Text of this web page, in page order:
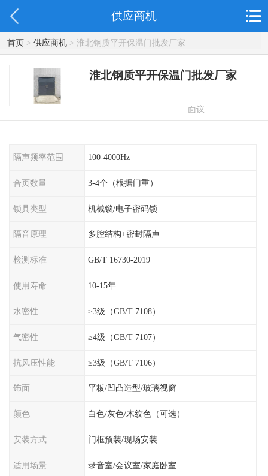
供应商机
首页> 供应商机> 淮北钢质平开保温门批发厂家
淮北钢质平开保温门批发厂家
面议
隔声频率范围 100-4000Hz
合页数量 3-4个（根据门重）
锁具类型 机械锁/电子密码锁
隔音原理 多腔结构+密封隔声
检测标准 GB/T 16730-2019
使用寿命 10-15年
水密性 ≥3级（GB/T 7108）
气密性 ≥4级（GB/T 7107）
抗风压性能 ≥3级（GB/T 7106）
饰面 平板/凹凸造型/玻璃视窗
颜色 白色/灰色/木纹色（可选）
安装方式 门框预装/现场安装
适用场景 录音室/会议室/家庭卧室